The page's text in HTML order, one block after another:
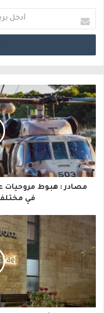
د
خ
ب
ر
ي
د
ك
ا
إ
ك
و
مصادر : هبوط مروحيات
في